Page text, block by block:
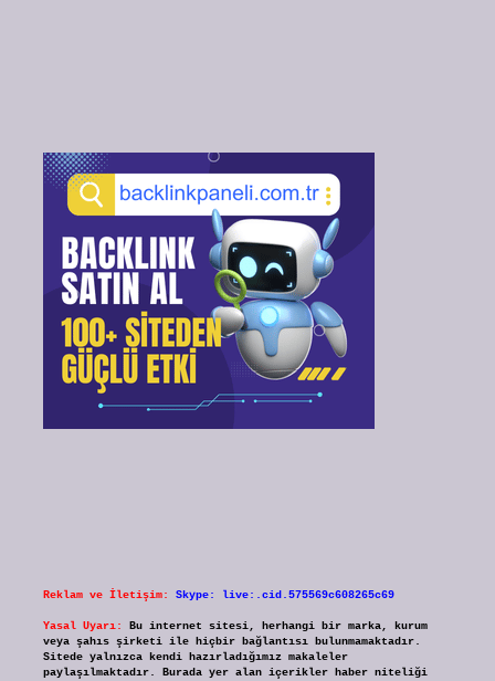
Reklam ve İletişim: Skype: live:.cid.575569c608265c69
Yasal Uyarı:
Bu internet sitesi, herhangi bir marka, kurum
veya şahıs şirketi ile hiçbir bağlantısı bulunmamaktadır.
Sitede yalnızca kendi hazırladığımız makaleler
paylaşılmaktadır. Burada yer alan içerikler haber niteliği